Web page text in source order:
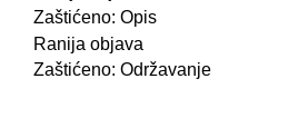
Zaštićeno: Opis
Ranija objava
Zaštićeno: Održavanje